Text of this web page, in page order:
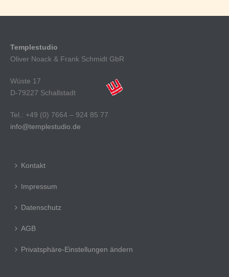
Templestudio
Oliver Noack & Frank Schmidt GbR
Wüste 17
D-79227 Schallstadt
Tel.: +49 (0) 7664 – 924 85 77
info@templestudio.de
Kontakt
Impressum
Datenschutz
AGB
Privatsphäre-Einstellungen ändern